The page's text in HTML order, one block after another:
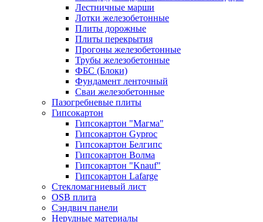
Лестничные марши
Лотки железобетонные
Плиты дорожные
Плиты перекрытия
Прогоны железобетонные
Трубы железобетонные
ФБС (Блоки)
Фундамент ленточный
Сваи железобетонные
Пазогребневые плиты
Гипсокартон
Гипсокартон "Магма"
Гипсокартон Gyproc
Гипсокартон Белгипс
Гипсокартон Волма
Гипсокартон "Knauf"
Гипсокартон Lafarge
Стекломагниевый лист
OSB плита
Сэндвич панели
Нерудные материалы